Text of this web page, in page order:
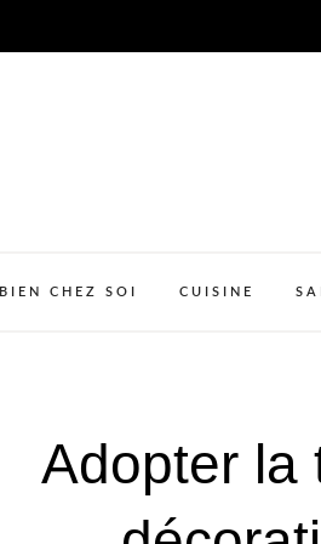
BIEN CHEZ SOI CUISINE
Adopter la